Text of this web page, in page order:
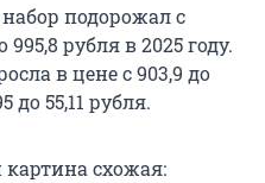
подорожал с
995,8 рубля в 2025 году.
в цене с 903,9 до
до 55,11 рубля.
схожая: